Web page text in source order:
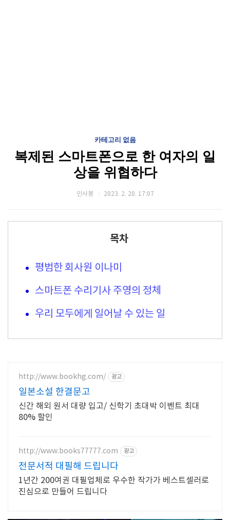
카테고리 없음
복제된 스마트폰으로 한 여자의 일
상을 위협하다
인사봉 2023. 2. 20. 17:07
목차
평범한 회사원 이나미
스마트폰 수리기사 주영의 정체
우리 모두에게 일어날 수 있는 일
http://www.bookhg.com/ 광고
일본소설 한결문고
신간 해외 원서 대량 입고/ 신학기 초대박 이벤트 최대
80% 할인
http://www.books77777.com 광고
전문서적 대필해 드립니다
1년간 200여권 대필업체로 우수한 작가가 베스트셀러로
진심으로 만들어 드립니다